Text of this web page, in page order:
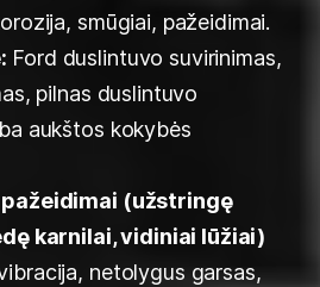
smūgiai, pažeidimai.
Ford duslintuvo suvirinimas,
pilnas duslintuvo
aukštos kokybės
(užstringę
karnilai, vidiniai lūžiai)
netolygus garsas,